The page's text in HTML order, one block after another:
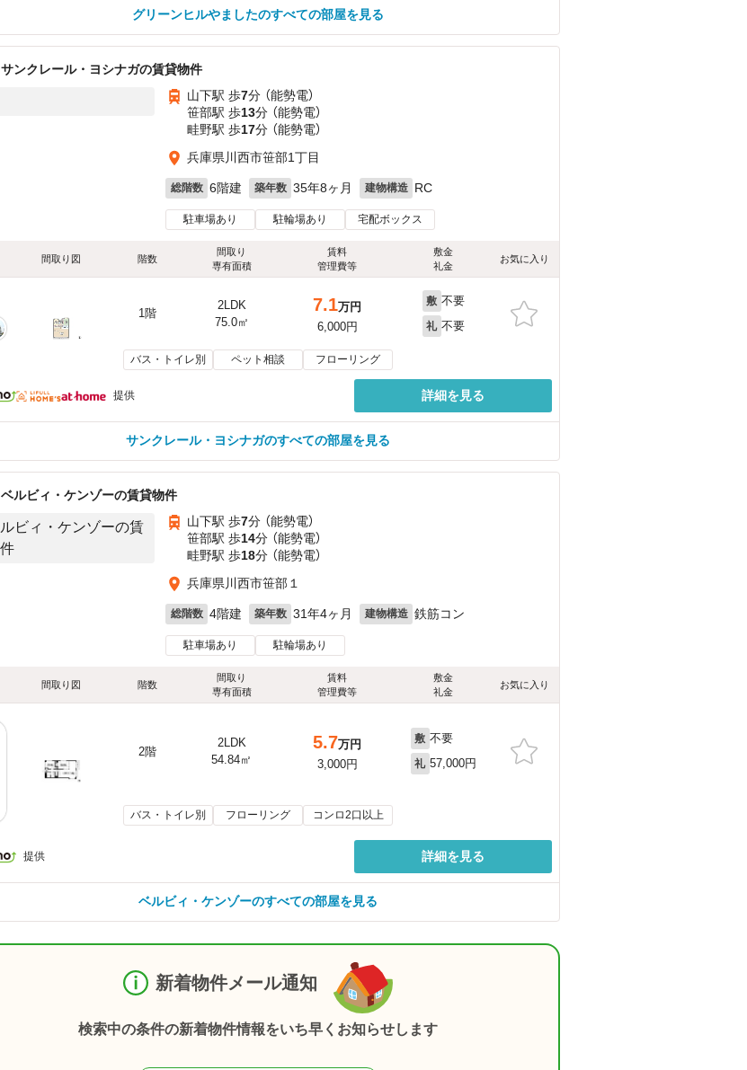
グリーンヒルやましたのすべての部屋を見る
サンクレール・ヨシナガの賃貸物件
山下駅 歩7分 （能勢電）
笹部駅 歩13分 （能勢電）
畦野駅 歩17分 （能勢電）
兵庫県川西市笹部1丁目
総階数 6階建 築年数 35年8ヶ月 建物構造 RC
駐車場あり 駐輪場あり 宅配ボックス
間取り図 階数
間取り
専有面積
賃料
管理費等
敷金
礼金
お気に入り
1階
2LDK
75.0㎡
7.1万円
6,000円
敷 不要
礼 不要
バス・トイレ別 ペット相談 フローリング
提供 詳細を見る
サンクレール・ヨシナガのすべての部屋を見る
ベルビィ・ケンゾーの賃貸物件
山下駅 歩7分 （能勢電）
笹部駅 歩14分 （能勢電）
畦野駅 歩18分 （能勢電）
兵庫県川西市笹部１
総階数 4階建 築年数 31年4ヶ月 建物構造 鉄筋コン
駐車場あり 駐輪場あり
間取り図 階数
間取り
専有面積
賃料
管理費等
敷金
礼金
お気に入り
2階
2LDK
54.84㎡
5.7万円
3,000円
敷 不要
礼 57,000円
バス・トイレ別 フローリング コンロ2口以上
提供 詳細を見る
ベルビィ・ケンゾーのすべての部屋を見る
新着物件メール通知
検索中の条件の新着物件情報をいち早くお知らせします